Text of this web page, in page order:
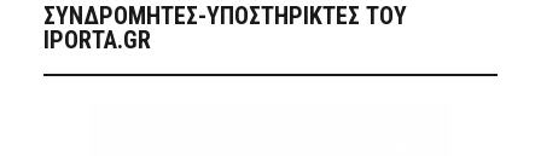
ΣΥΝΔΡΟΜΗΤΈΣ-ΥΠΟΣΤΗΡΙΚΤΈΣ ΤΟΥ
IPORTA.GR